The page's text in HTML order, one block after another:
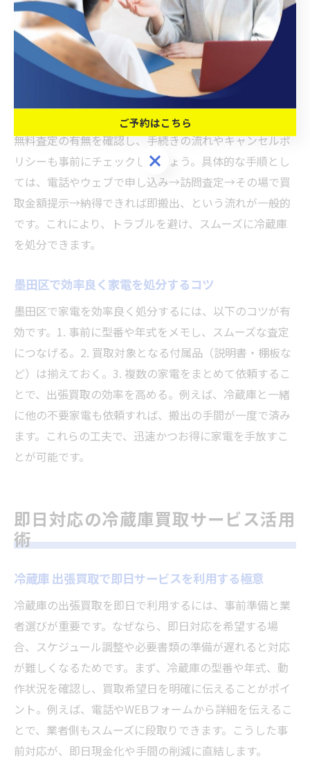
柔軟に対応できる点が大きな魅力です。
不用品買取おすすめサービスの活用ポイント
不用品買取サービスを賢く活用するには、いくつかのポ
イントを押さえることが大切です。まず、実績や口コミ
が豊富な信頼できる業者を選ぶこと。次に、即日対応や
無料査定の有無を確認し、手続きの流れやキャンセルポ
リシーも事前にチェックしましょう。具体的な手順とし
ては、電話やウェブで申し込み→訪問査定→その場で買
取金額提示→納得できれば即搬出、という流れが一般的
です。これにより、トラブルを避け、スムーズに冷蔵庫
を処分できます。
墨田区で効率良く家電を処分するコツ
墨田区で家電を効率良く処分するには、以下のコツが有
効です。1. 事前に型番や年式をメモし、スムーズな査定
につなげる。2. 買取対象となる付属品（説明書・棚板な
ど）は揃えておく。3. 複数の家電をまとめて依頼するこ
とで、出張買取の効率を高める。例えば、冷蔵庫と一緒
に他の不要家電も依頼すれば、搬出の手間が一度で済み
ます。これらの工夫で、迅速かつお得に家電を手放すこ
とが可能です。
即日対応の冷蔵庫買取サービス活用
術
冷蔵庫 出張買取で即日サービスを利用する極意
冷蔵庫の出張買取を即日で利用するには、事前準備と業
者選びが重要です。なぜなら、即日対応を希望する場
合、スケジュール調整や必要書類の準備が遅れると対応
が難しくなるためです。まず、冷蔵庫の型番や年式、動
作状況を確認し、買取希望日を明確に伝えることがポイ
ント。例えば、電話やWEBフォームから詳細を伝えるこ
とで、業者側もスムーズに段取りできます。こうした事
前対応が、即日現金化や手間の削減に直結します。
ご予約はこちら
ご予約はこちら